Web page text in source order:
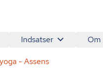
Indsatser Om
- Assens